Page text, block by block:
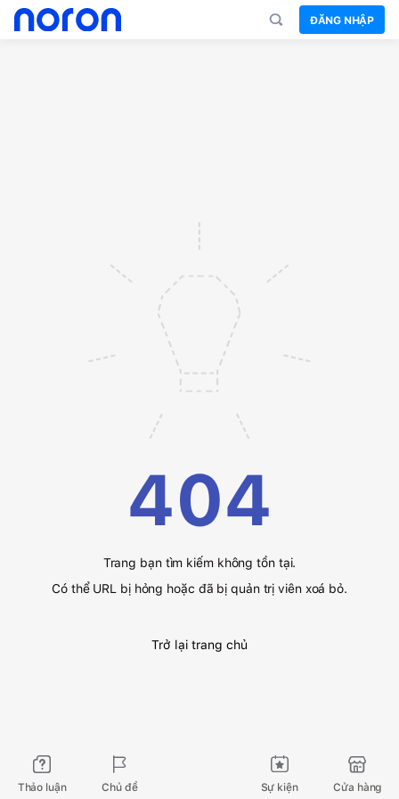
ĐĂNG NHẬP
404
Trang bạn tìm kiếm không tồn tại.
Có thể URL bị hỏng hoặc đã bị quản trị viên xoá bỏ.
Trở lại trang chủ
Thảo luận Chủ đề Sự kiện Cửa hàng